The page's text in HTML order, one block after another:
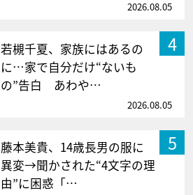
2026.08.05
4
若槻千夏、家族にはあるの
に…家で自分だけ“ないも
の”告白 あわや…
2026.08.05
5
藤本美貴、14歳長男の服に
異変→聞かされた“4文字の理
由”に困惑「…